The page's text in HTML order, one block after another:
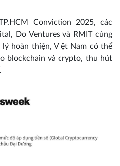
Conviction 2025, các
Do Ventures và RMIT cùng
lý hoàn thiện, Việt Nam có thể
blockchain và crypto, thu hút